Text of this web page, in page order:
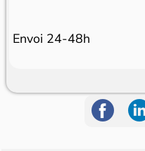
Envoi 24-48h